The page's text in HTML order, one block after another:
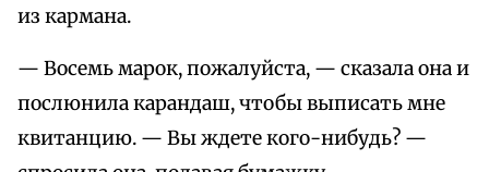
из кармана.
— Восемь марок, пожалуйста, — сказала она и
послюнила карандаш, чтобы выписать мне
квитанцию. — Вы ждете кого-нибудь? —